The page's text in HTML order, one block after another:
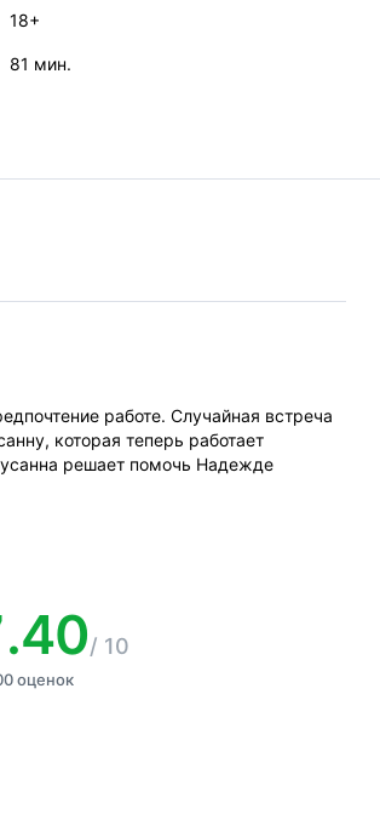
18+
81 мин.
работе. Случайная встреча
которая теперь работает
решает помочь Надежде
/ 10
оценок